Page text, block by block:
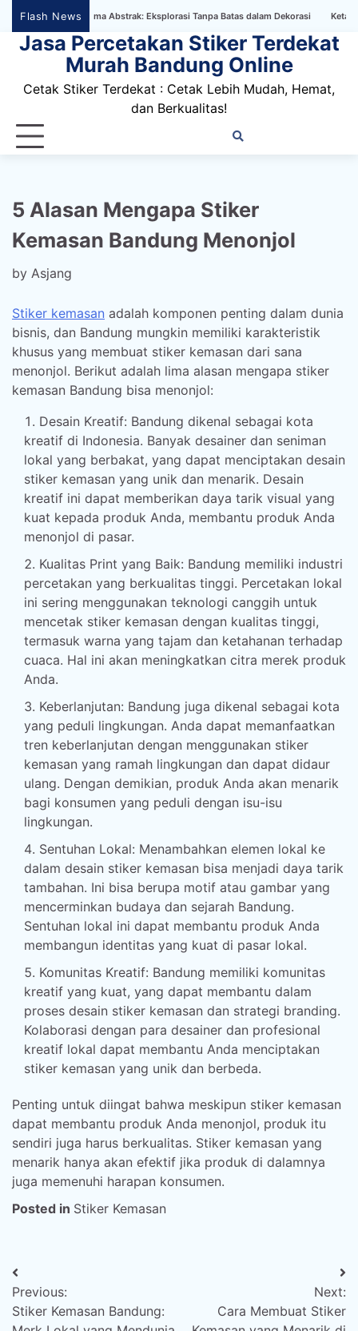
Skip
content
Flash News
Bertema Abstrak: Eksplorasi Tanpa Batas dalam Dekorasi Ketahanan
Jasa Percetakan Stiker Terdekat
Murah Bandung Online
Cetak Stiker Terdekat : Cetak Lebih Mudah, Hemat,
dan Berkualitas!
5 Alasan Mengapa Stiker
Kemasan Bandung Menonjol
by Asjang
Stiker kemasan adalah komponen penting dalam dunia
bisnis, dan Bandung mungkin memiliki karakteristik
khusus yang membuat stiker kemasan dari sana
menonjol. Berikut adalah lima alasan mengapa stiker
kemasan Bandung bisa menonjol:
Desain Kreatif: Bandung dikenal sebagai kota
kreatif di Indonesia. Banyak desainer dan seniman
lokal yang berbakat, yang dapat menciptakan desain
stiker kemasan yang unik dan menarik. Desain
kreatif ini dapat memberikan daya tarik visual yang
kuat kepada produk Anda, membantu produk Anda
menonjol di pasar.
Kualitas Print yang Baik: Bandung memiliki industri
percetakan yang berkualitas tinggi. Percetakan lokal
ini sering menggunakan teknologi canggih untuk
mencetak stiker kemasan dengan kualitas tinggi,
termasuk warna yang tajam dan ketahanan terhadap
cuaca. Hal ini akan meningkatkan citra merek produk
Anda.
Keberlanjutan: Bandung juga dikenal sebagai kota
yang peduli lingkungan. Anda dapat memanfaatkan
tren keberlanjutan dengan menggunakan stiker
kemasan yang ramah lingkungan dan dapat didaur
ulang. Dengan demikian, produk Anda akan menarik
bagi konsumen yang peduli dengan isu-isu
lingkungan.
Sentuhan Lokal: Menambahkan elemen lokal ke
dalam desain stiker kemasan bisa menjadi daya tarik
tambahan. Ini bisa berupa motif atau gambar yang
mencerminkan budaya dan sejarah Bandung.
Sentuhan lokal ini dapat membantu produk Anda
membangun identitas yang kuat di pasar lokal.
Komunitas Kreatif: Bandung memiliki komunitas
kreatif yang kuat, yang dapat membantu dalam
proses desain stiker kemasan dan strategi branding.
Kolaborasi dengan para desainer dan profesional
kreatif lokal dapat membantu Anda menciptakan
stiker kemasan yang unik dan berbeda.
Penting untuk diingat bahwa meskipun stiker kemasan
dapat membantu produk Anda menonjol, produk itu
sendiri juga harus berkualitas. Stiker kemasan yang
menarik hanya akan efektif jika produk di dalamnya
juga memenuhi harapan konsumen.
Posted in Stiker Kemasan
Post
navigation
Previous:
Stiker Kemasan Bandung:
Next:
Cara Membuat Stiker